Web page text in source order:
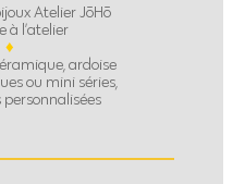
Atelier JōHō
à l’atelier
♦
ardoise
ou mini séries,